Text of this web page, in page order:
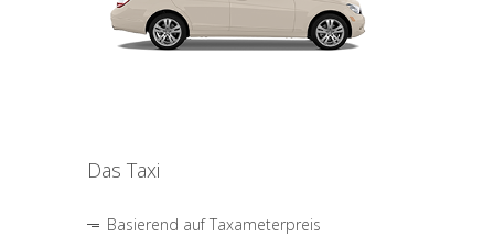
Das Taxi
Basierend auf Taxameterpreis